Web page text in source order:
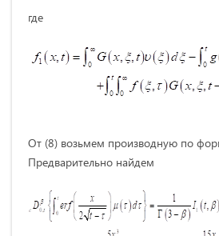
где
От (8) возьмем производную по
Предварительно найдем